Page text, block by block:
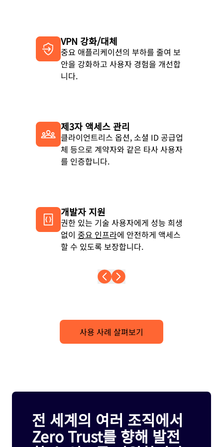
VPN 강화/대체
중요 애플리케이션의 부하를 줄여 보
안을 강화하고 사용자 경험을 개선합
니다.
제3자 액세스 관리
클라이언트리스 옵션, 소셜 ID 공급업
체 등으로 계약자와 같은 타사 사용자
를 인증합니다.
개발자 지원
권한 있는 기술 사용자에게 성능 희생
없이 중요 인프라에 안전하게 액세스
할 수 있도록 보장합니다.
사용 사례 살펴보기
전 세계의 여러 조직에서
Zero Trust를 향해 발전